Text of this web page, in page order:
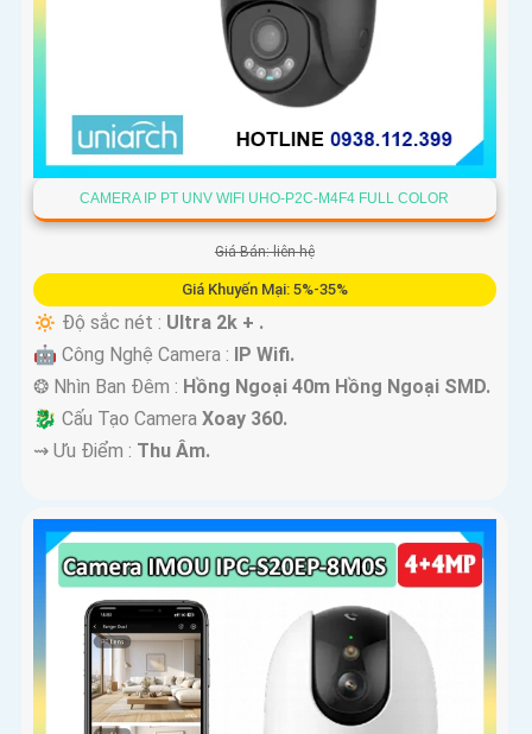
CAMERA IP PT UNV WIFI UHO-P2C-M4F4 FULL COLOR
Giá Bán: liên hệ
Giá Khuyến Mại: 5%-35%
🔅 Độ sắc nét : Ultra 2k + .
🤖️ Công Nghệ Camera : IP Wifi.
❂ Nhìn Ban Đêm : Hồng Ngoại 40m Hồng Ngoại SMD.
🐉️ Cấu Tạo Camera Xoay 360.
️⇝ Ưu Điểm : Thu Âm.